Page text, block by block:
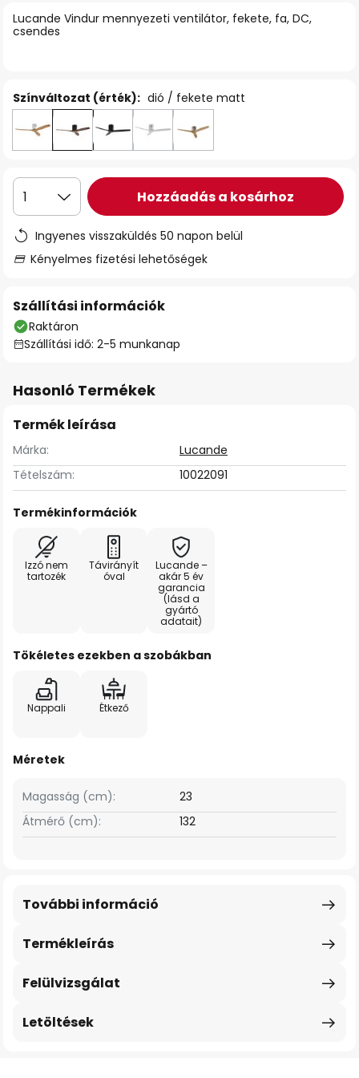
Lucande Vindur mennyezeti ventilátor, fekete, fa, DC,
csendes
Színváltozat (érték): dió / fekete matt
1 Hozzáadás a kosárhoz
Ingyenes visszaküldés 50 napon belül
Kényelmes fizetési lehetőségek
Szállítási információk
Raktáron
Szállítási idő: 2-5 munkanap
Hasonló Termékek
Termék leírása
Márka:
Lucande
Tételszám:
10022091
Termékinformációk
Izzó nem
tartozék
Távirányít
óval
Lucande –
akár 5 év
garancia
(lásd a
gyártó
adatait)
Tökéletes ezekben a szobákban
Nappali Étkező
Méretek
Magasság (cm):
23
Átmérő (cm):
132
Termékleírás
További információ
Felülvizsgálat
Letöltések